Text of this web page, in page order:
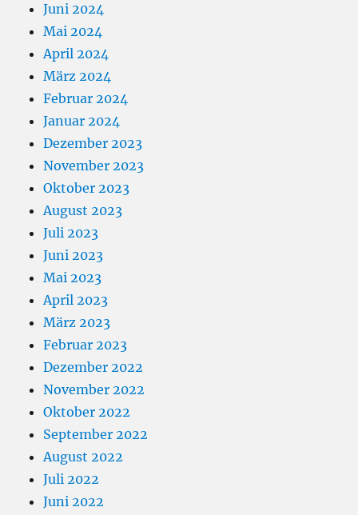
Juni 2024
Mai 2024
April 2024
März 2024
Februar 2024
Januar 2024
Dezember 2023
November 2023
Oktober 2023
August 2023
Juli 2023
Juni 2023
Mai 2023
April 2023
März 2023
Februar 2023
Dezember 2022
November 2022
Oktober 2022
September 2022
August 2022
Juli 2022
Juni 2022